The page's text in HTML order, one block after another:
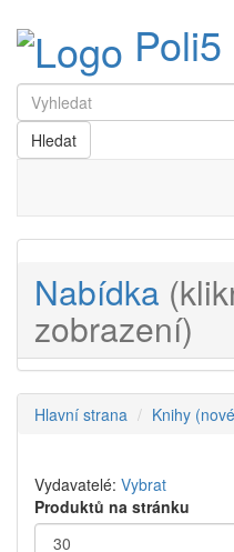
Poli5
Nabídka
zobrazení)
Hlavní strana Knihy
Vydavatelé: Vybrat
Produktů na stránku